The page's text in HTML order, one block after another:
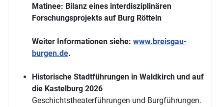
Matinee: Bilanz eines interdisziplinären
Forschungsprojekts auf Burg Rötteln
Weiter Informationen siehe: www.breisgau-
burgen.de.
Historische Stadtführungen in Waldkirch und auf
die Kastelburg 2026
Geschichtstheaterführungen und Burgführungen.